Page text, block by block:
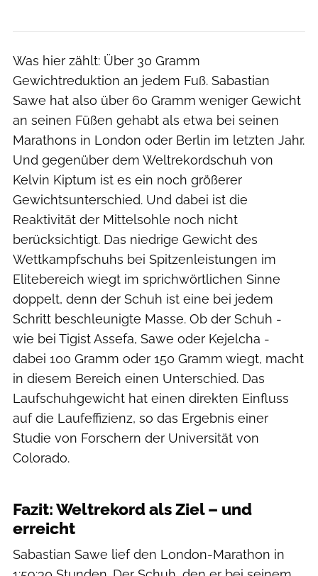
Was hier zählt: Über 30 Gramm
Gewichtreduktion an jedem Fuß. Sabastian
Sawe hat also über 60 Gramm weniger Gewicht
an seinen Füßen gehabt als etwa bei seinen
Marathons in London oder Berlin im letzten Jahr.
Und gegenüber dem Weltrekordschuh von
Kelvin Kiptum ist es ein noch größerer
Gewichtsunterschied. Und dabei ist die
Reaktivität der Mittelsohle noch nicht
berücksichtigt. Das niedrige Gewicht des
Wettkampfschuhs bei Spitzenleistungen im
Elitebereich wiegt im sprichwörtlichen Sinne
doppelt, denn der Schuh ist eine bei jedem
Schritt beschleunigte Masse. Ob der Schuh -
wie bei Tigist Assefa, Sawe oder Kejelcha -
dabei 100 Gramm oder 150 Gramm wiegt, macht
in diesem Bereich einen Unterschied. Das
Laufschuhgewicht hat einen direkten Einfluss
auf die Laufeffizienz, so das Ergebnis einer
Studie von Forschern der Universität von
Colorado.
Fazit: Weltrekord als Ziel – und
erreicht
Sabastian Sawe lief den London-Marathon in